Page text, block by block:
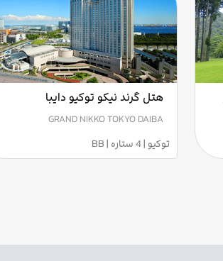
هتل گرند نیکو توکیو دایبا
GRAND NIKKO TOKYO DAIBA
توکیو | 4 ستاره | BB